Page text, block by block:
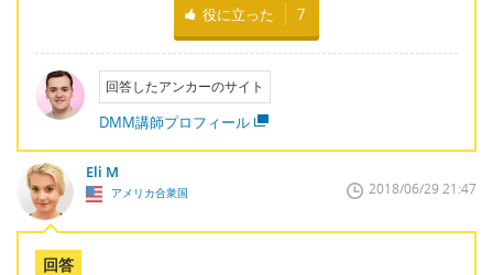
役に立った 7
回答したアンカーのサイト
DMM講師プロフィール
Eli M
アメリカ合衆国 2018/06/29 21:47
回答